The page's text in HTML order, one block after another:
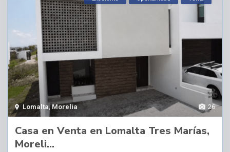
26
Lomalta,Morelia
Casa en Venta en Lomalta Tres Marías,
Moreli...